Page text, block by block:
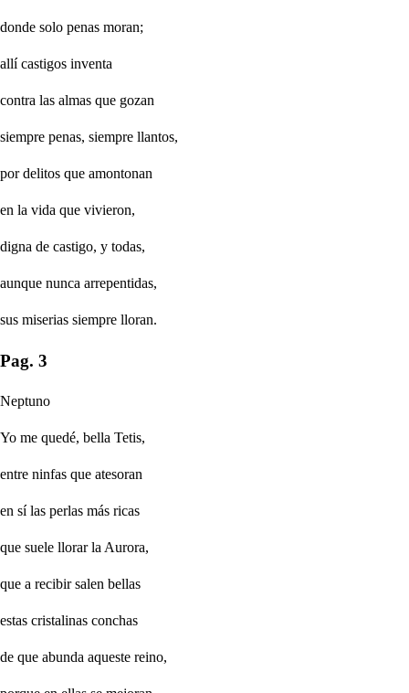
donde solo penas moran;
allí castigos inventa
contra las almas que gozan
siempre penas, siempre llantos,
por delitos que amontonan
en la vida que vivieron,
digna de castigo, y todas,
aunque nunca arrepentidas,
sus miserias siempre lloran.
Pag. 3
Neptuno
Yo me quedé, bella Tetis,
entre ninfas que atesoran
en sí las perlas más ricas
que suele llorar la Aurora,
que a recibir salen bellas
estas cristalinas conchas
de que abunda aqueste reino,